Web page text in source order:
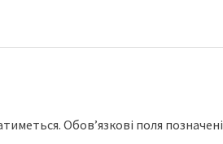
Обов’язкові поля позначені